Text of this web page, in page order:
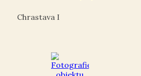
Chrastava I